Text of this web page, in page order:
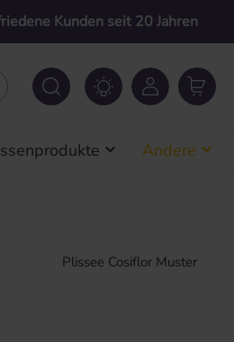
Kunden seit 20 Jahren
Andere
Plissee Cosiflor Muster